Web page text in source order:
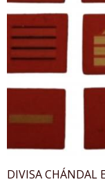
DIVISA CHÁNDAL